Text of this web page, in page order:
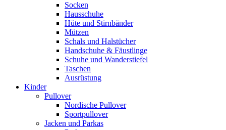
Socken
Hausschuhe
Hüte und Stirnbänder
Mützen
Schals und Halstücher
Handschuhe & Fäustlinge
Schuhe und Wanderstiefel
Taschen
Ausrüstung
Kinder
Pullover
Nordische Pullover
Sportpullover
Jacken und Parkas